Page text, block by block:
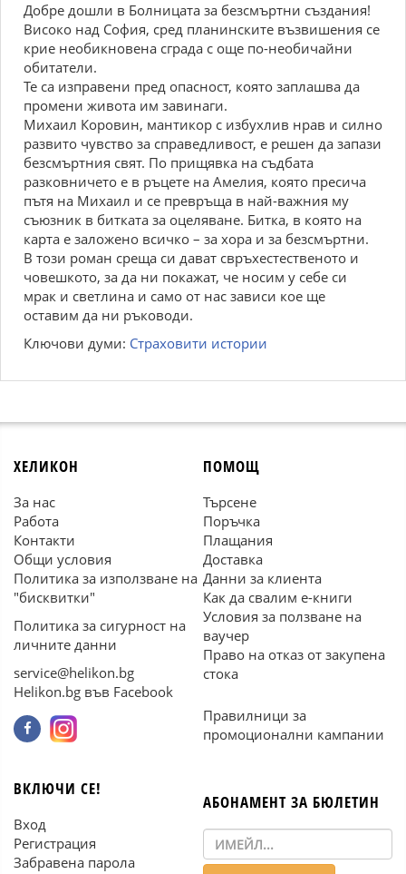
Добре дошли в Болницата за безсмъртни създания!
Високо над София, сред планинските възвишения се
крие необикновена сграда с още по-необичайни
обитатели.
Те са изправени пред опасност, която заплашва да
промени живота им завинаги.
Михаил Коровин, мантикор с избухлив нрав и силно
развито чувство за справедливост, е решен да запази
безсмъртния свят. По прищявка на съдбата
разковничето е в ръцете на Амелия, която пресича
пътя на Михаил и се превръща в най-важния му
съюзник в битката за оцеляване. Битка, в която на
карта е заложено всичко – за хора и за безсмъртни.
В този роман среща си дават свръхестественото и
човешкото, за да ни покажат, че носим у себе си
мрак и светлина и само от нас зависи кое ще
оставим да ни ръководи.
Ключови думи: Страховити истории
ХЕЛИКОН
За нас
Работа
Контакти
Общи условия
Политика за използване на
"бисквитки"
Политика за сигурност на
личните данни
service@helikon.bg
Helikon.bg във Facebook
ПОМОЩ
Търсене
Поръчка
Плащания
Доставка
Данни за клиента
Как да свалим е-книги
Условия за ползване на
ваучер
Право на отказ от закупена
стока
Правилници за
промоционални кампании
ВКЛЮЧИ СЕ!
Вход
Регистрация
Забравена парола
АБОНАМЕНТ ЗА БЮЛЕТИН